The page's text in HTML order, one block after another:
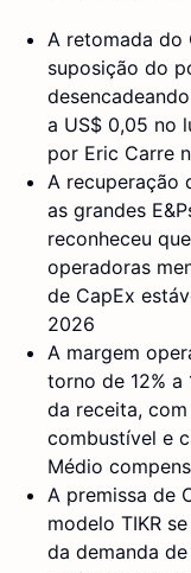
A retomada do
suposição do
a US$ 0,05 no
por Eric Carre
A recuperação
as grandes
reconheceu
operadoras
de CapEx
2026
A margem
torno de 12% a
da receita,
combustível e
Médio
A premissa de
modelo TIKR
da demanda